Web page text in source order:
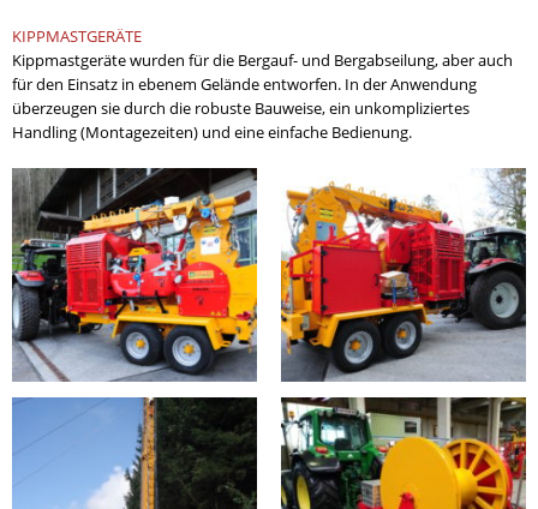
KIPPMASTGERÄTE
Kippmastgeräte wurden für die Bergauf- und Bergabseilung, aber auch
für den Einsatz in ebenem Gelände entworfen. In der Anwendung
überzeugen sie durch die robuste Bauweise, ein unkompliziertes
Handling (Montagezeiten) und eine einfache Bedienung.